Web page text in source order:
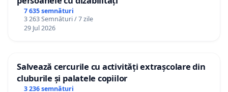
7 635 semnături
3 263 Semnături / 7 zile
29 Jul 2026
Salvează cercurile cu activități extrașcolare din
cluburile și palatele copiilor
3 236 semnături